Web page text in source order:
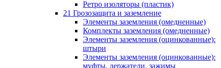
Ретро изоляторы (пластик)
21 Грозозащита и заземление
Элементы заземления (омедненные)
Комплекты заземления (омедненные)
Элементы заземления (оцинкованные):
штыри
Элементы заземления (оцинкованные):
муфты, держатели, зажимы